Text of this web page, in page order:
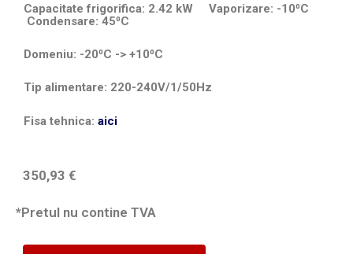
Capacitate frigorifica: 2.42 kW Vaporizare: -10⁰C
Condensare: 45⁰C
Domeniu: -20⁰C -> +10⁰C
Tip alimentare: 220-240V/1/50Hz
Fisa tehnica: aici
350,93 €
*Pretul nu contine TVA